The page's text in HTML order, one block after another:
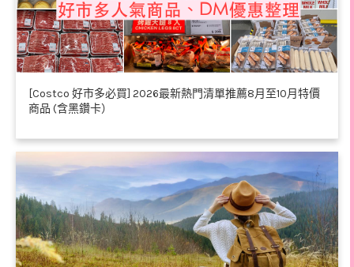
[Costco 好市多必買] 2026最新熱門清單推薦8月至10月特價
商品 (含黑鑽卡）